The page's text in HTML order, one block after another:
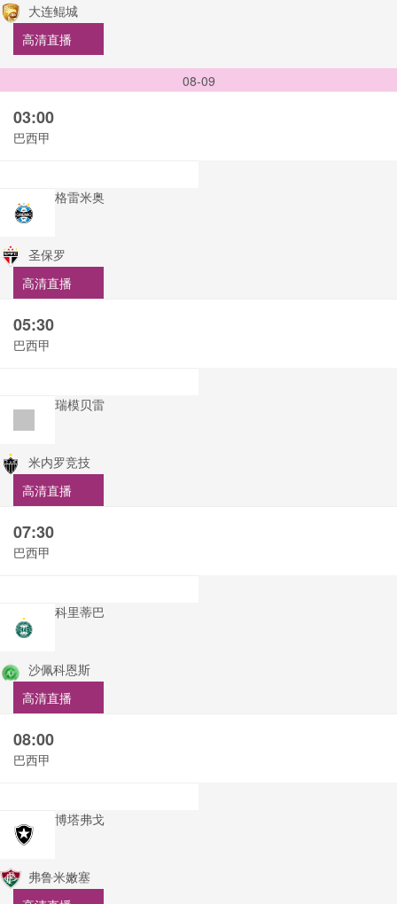
大连鲲城
高清直播
08-09
03:00
巴西甲
格雷米奥
圣保罗
高清直播
05:30
巴西甲
瑞模贝雷
米内罗竞技
高清直播
07:30
巴西甲
科里蒂巴
沙佩科恩斯
高清直播
08:00
巴西甲
博塔弗戈
弗鲁米嫩塞